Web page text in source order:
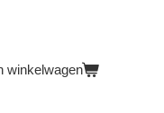
winkelwagen